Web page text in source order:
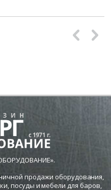
продажи оборудования,
посуды и мебели для баров,